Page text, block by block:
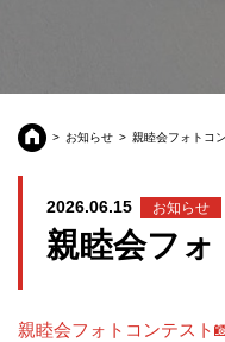
お知らせ 親睦会フォトコ
2026.06.15 お知らせ
親睦会フ
親睦会フォトコンテスト